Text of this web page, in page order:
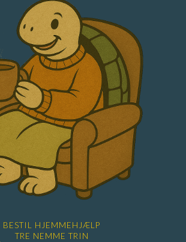
BESTIL HJEMMEHJÆLP
TRE NEMME TRIN